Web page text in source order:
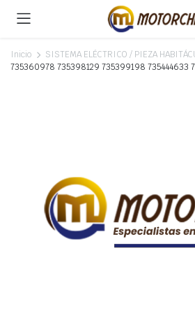
Inicio SISTEMA ELÉCTRICO / PIEZA
735360978 735398129 735399198 735444633